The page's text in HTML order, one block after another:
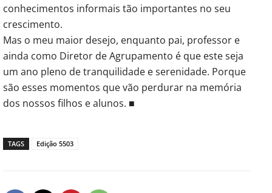
conhecimentos informais tão importantes no seu
crescimento.
Mas o meu maior desejo, enquanto pai, professor e
ainda como Diretor de Agrupamento é que este seja
um ano pleno de tranquilidade e serenidade. Porque
são esses momentos que vão perdurar na memória
dos nossos filhos e alunos. ■
TAGS Edição 5503